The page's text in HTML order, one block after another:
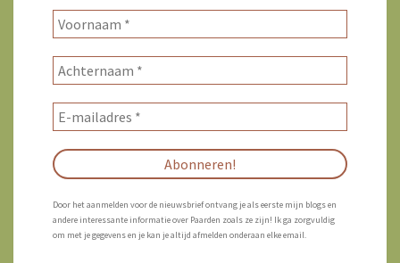
Door het aanmelden voor de nieuwsbrief ontvang je als eerste mijn blogs en
andere interessante informatie over Paarden zoals ze zijn! Ik ga zorgvuldig
om met je gegevens en je kan je altijd afmelden onderaan elke email.